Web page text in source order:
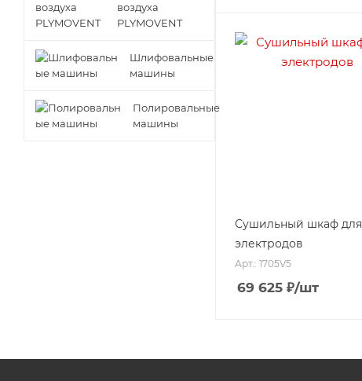
Сушильный шкаф для
электродов
Арт.: 1705V5
69 625 ₽/шт
воздуха
PLYMOVENT
Шлифовальные
машины
Полировальные
машины